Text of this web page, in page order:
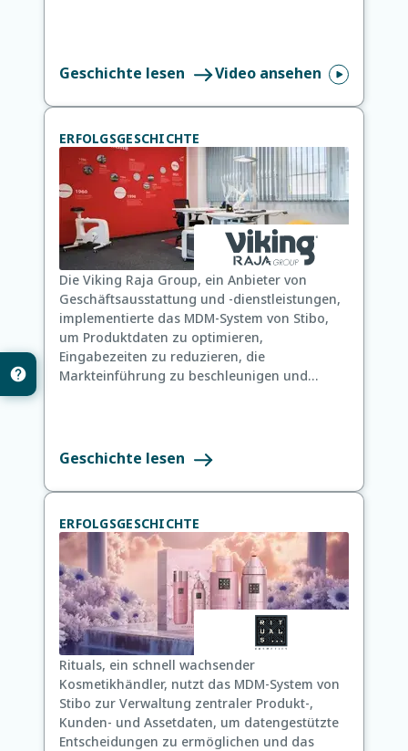
Geschichte lesen Video ansehen
ERFOLGSGESCHICHTE
Die Viking Raja Group, ein Anbieter von
Geschäftsausstattung und -dienstleistungen,
implementierte das MDM-System von Stibo,
um Produktdaten zu optimieren,
Eingabezeiten zu reduzieren, die
Markteinführung zu beschleunigen und
Geschichte lesen
ERFOLGSGESCHICHTE
Rituals, ein schnell wachsender
Kosmetikhändler, nutzt das MDM-System von
Stibo zur Verwaltung zentraler Produkt-,
Kunden- und Assetdaten, um datengestützte
Entscheidungen zu ermöglichen und das